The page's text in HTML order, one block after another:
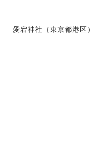
愛宕神社（東京都港区）